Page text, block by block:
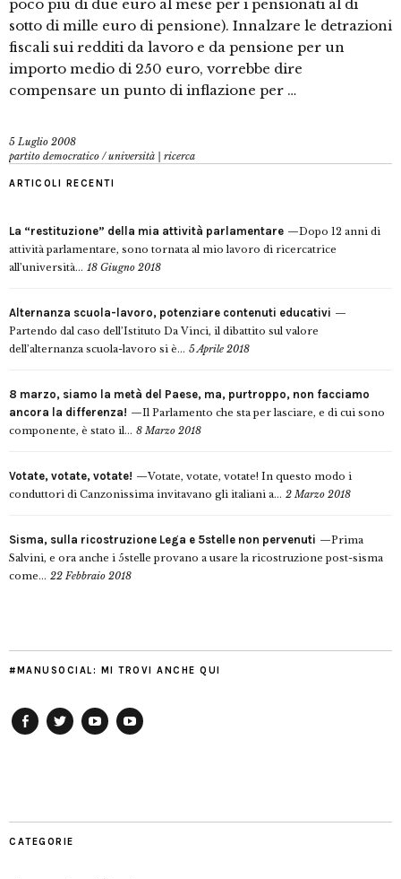
poco più di due euro al mese per i pensionati al di
sotto di mille euro di pensione). Innalzare le detrazioni
fiscali sui redditi da lavoro e da pensione per un
importo medio di 250 euro, vorrebbe dire
compensare un punto di inflazione per …
5 Luglio 2008
partito democratico /università | ricerca
ARTICOLI RECENTI
La “restituzione” della mia attività parlamentare
Dopo 12 anni di
attività parlamentare, sono tornata al mio lavoro di ricercatrice
all’università... 18 Giugno 2018
Alternanza scuola-lavoro, potenziare contenuti educativi
Partendo dal caso dell’Istituto Da Vinci, il dibattito sul valore
dell’alternanza scuola-lavoro si è... 5 Aprile 2018
8 marzo, siamo la metà del Paese, ma, purtroppo, non facciamo
ancora la differenza!
Il Parlamento che sta per lasciare, e di cui sono
componente, è stato il... 8 Marzo 2018
Votate, votate, votate!
Votate, votate, votate! In questo modo i
conduttori di Canzonissima invitavano gli italiani a... 2 Marzo 2018
Sisma, sulla ricostruzione Lega e 5stelle non pervenuti
Prima
Salvini, e ora anche i 5stelle provano a usare la ricostruzione post-sisma
come... 22 Febbraio 2018
#MANUSOCIAL: MI TROVI ANCHE QUI
CATEGORIE